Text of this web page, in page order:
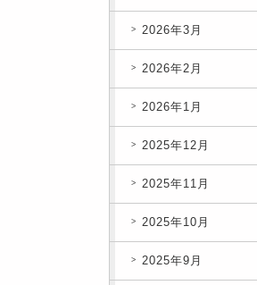
2026年3月
2026年2月
2026年1月
2025年12月
2025年11月
2025年10月
2025年9月